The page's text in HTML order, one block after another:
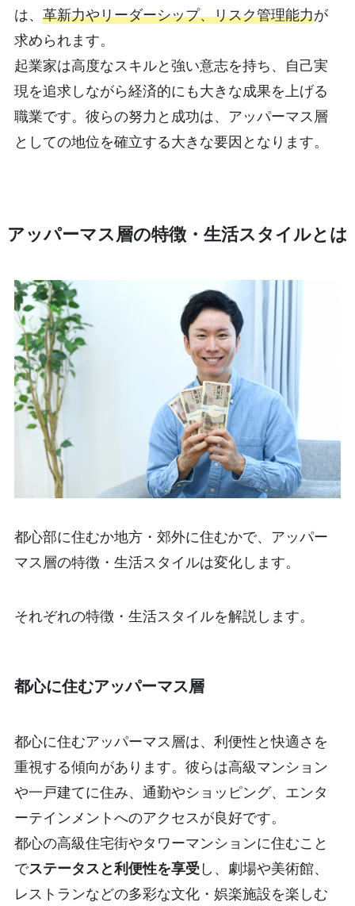
は、 革新力やリーダーシップ、リスク管理能力が
求められます。
起業家は高度なスキルと強い意志を持ち、自己実
現を追求しながら経済的にも大きな成果を上げる
職業です。彼らの努力と成功は、アッパーマス層
としての地位を確立する大きな要因となります。
アッパーマス層の特徴・生活スタイルとは
都心部に住むか地方・郊外に住むかで、アッパー
マス層の特徴・生活スタイルは変化します。
それぞれの特徴・生活スタイルを解説します。
都心に住むアッパーマス層
都心に住むアッパーマス層は、利便性と快適さを
重視する傾向があります。彼らは高級マンション
や一戸建てに住み、通勤やショッピング、エンタ
ーテインメントへのアクセスが良好です。
都心の高級住宅街やタワーマンションに住むこと
でステータスと利便性を享受し、劇場や美術館、
レストランなどの多彩な文化・娯楽施設を楽しむ